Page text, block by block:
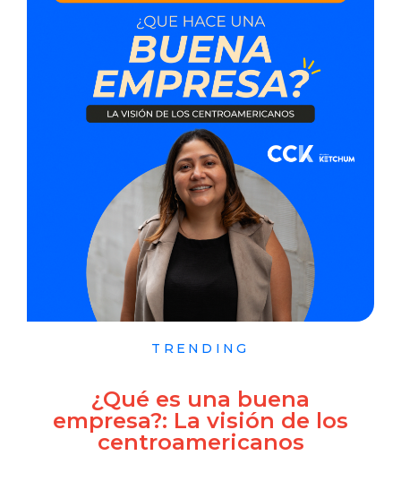
TRENDING
¿Qué es una buena
empresa?: La visión de los
centroamericanos